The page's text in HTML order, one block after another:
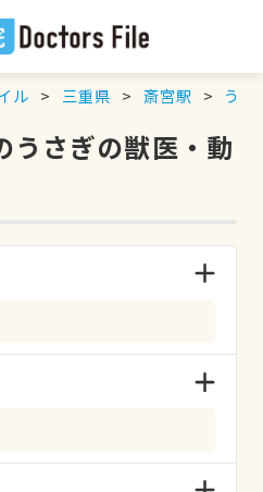
ル 三重県 斎宮駅 うさ
うさぎの獣医・動